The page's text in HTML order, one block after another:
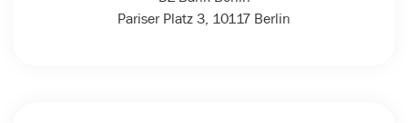
Pariser Platz 3, 10117 Berlin